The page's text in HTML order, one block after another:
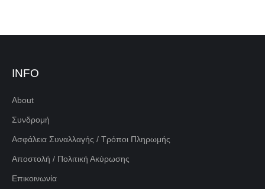
INFO
About
Συνδρομή
Ασφάλεια Συναλλαγής / Τρόποι Πληρωμής
Αποστολή / Πολιτική Ακύρωσης
Επικοινωνία